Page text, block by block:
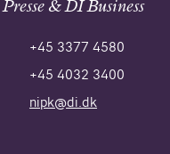
& DI Business
+45 3377 4580
+45 4032 3400
nipk@di.dk